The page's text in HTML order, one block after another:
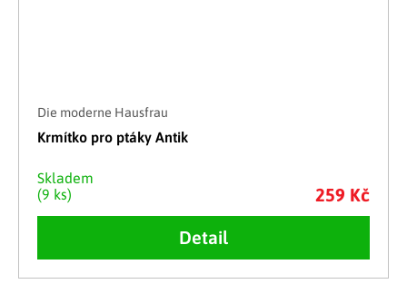
Die moderne Hausfrau
Krmítko pro ptáky Antik
Skladem
(9 ks)
259 Kč
Detail